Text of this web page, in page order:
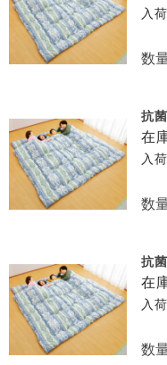
入
数
抗
在
入
数
抗
在
入
数